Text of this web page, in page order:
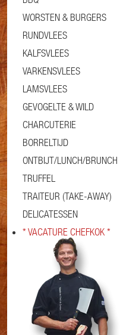
WORSTEN & BURGERS
RUNDVLEES
KALFSVLEES
VARKENSVLEES
LAMSVLEES
GEVOGELTE & WILD
CHARCUTERIE
BORRELTIJD
ONTBIJT/LUNCH/BRUNCH
TRUFFEL
TRAITEUR (TAKE-AWAY)
DELICATESSEN
* VACATURE CHEFKOK *